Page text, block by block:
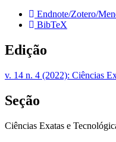
Endnote/Zotero/
BibTeX
Edição
v. 14 n. 4 (2022): Ciências
Seção
Ciências Exatas e